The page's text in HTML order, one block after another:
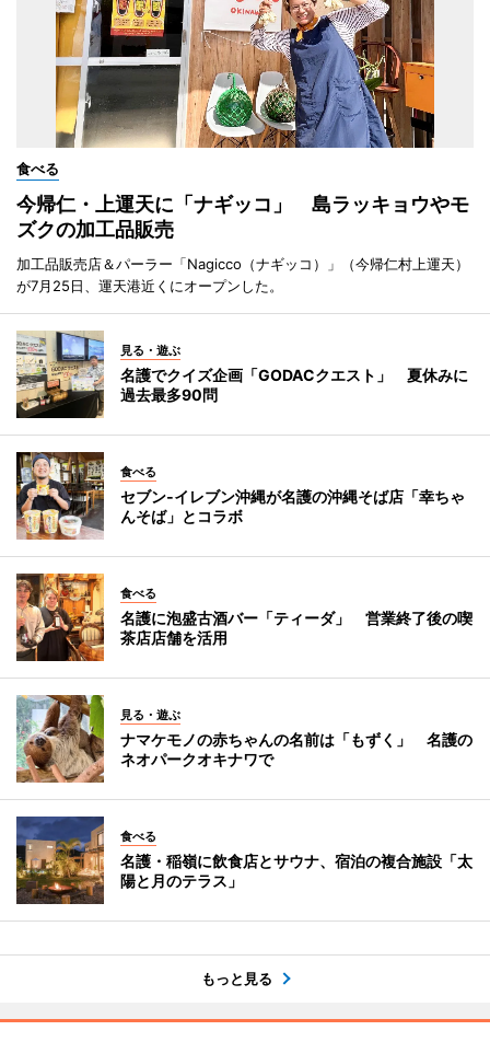
食べる
今帰仁・上運天に「ナギッコ」 島ラッキョウやモ
ズクの加工品販売
加工品販売店＆パーラー「Nagicco（ナギッコ）」（今帰仁村上運天）
が7月25日、運天港近くにオープンした。
見る・遊ぶ
名護でクイズ企画「GODACクエスト」 夏休みに
過去最多90問
食べる
セブン‐イレブン沖縄が名護の沖縄そば店「幸ちゃ
んそば」とコラボ
食べる
名護に泡盛古酒バー「ティーダ」 営業終了後の喫
茶店店舗を活用
見る・遊ぶ
ナマケモノの赤ちゃんの名前は「もずく」 名護の
ネオパークオキナワで
食べる
名護・稲嶺に飲食店とサウナ、宿泊の複合施設「太
陽と月のテラス」
もっと見る